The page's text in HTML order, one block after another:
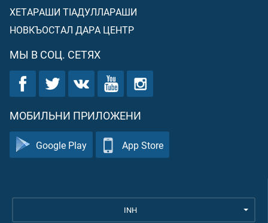
ХЕТАРАШИ ТIАДУЛЛАРАШИ
НОВКЪОСТАЛ ДАРА ЦЕНТР
МЫ В СОЦ. СЕТЯХ
МОБИЛЬНИ ПРИЛОЖЕНИ
Google Play App Store
INH